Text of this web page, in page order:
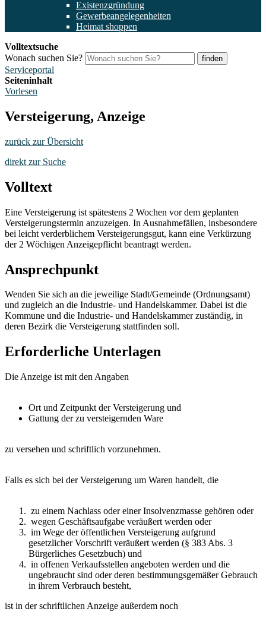
Existenzgründung
Gewerbeangelegenheiten
Heimat shoppen
Volltextsuche
Wonach suchen Sie?
finden
Serviceportal
Seiteninhalt
Vorlesen
Versteigerung, Anzeige
zurück zur Übersicht
direkt zur Suche
Volltext
Eine Versteigerung ist spätestens 2 Wochen vor dem geplanten
Versteigerungstermin anzuzeigen. In Ausnahmefällen, insbesondere
bei leicht verderblichem Versteigerungsgut, kann eine Verkürzung
der 2 Wöchigen Anzeigepflicht beantragt werden.
Ansprechpunkt
Wenden Sie sich an die jeweilige Stadt/Gemeinde (Ordnungsamt)
und zugleich an die Industrie- und Handelskammer. Dabei ist die
Kommune und die Industrie- und Handelskammer zuständig, in
deren Bezirk die Versteigerung stattfinden soll.
Erforderliche Unterlagen
Die Anzeige ist mit den Angaben
Ort und Zeitpunkt der Versteigerung und
Gattung der zu versteigernden Ware
zu versehen und schriftlich vorzunehmen.
Falls es sich bei der Versteigerung um Waren handelt, die
zu einem Nachlass oder einer Insolvenzmasse gehören oder
wegen Geschäftsaufgabe veräußert werden oder
im Wege der öffentlichen Versteigerung aufgrund
gesetzlicher Vorschrift veräußert werden (§ 383 Abs. 3
Bürgerliches Gesetzbuch) und
in offenen Verkaufsstellen angeboten werden und die
ungebraucht sind oder deren bestimmungsgemäßer Gebrauch
in ihrem Verbrauch besteht,
ist in der schriftlichen Anzeige außerdem noch